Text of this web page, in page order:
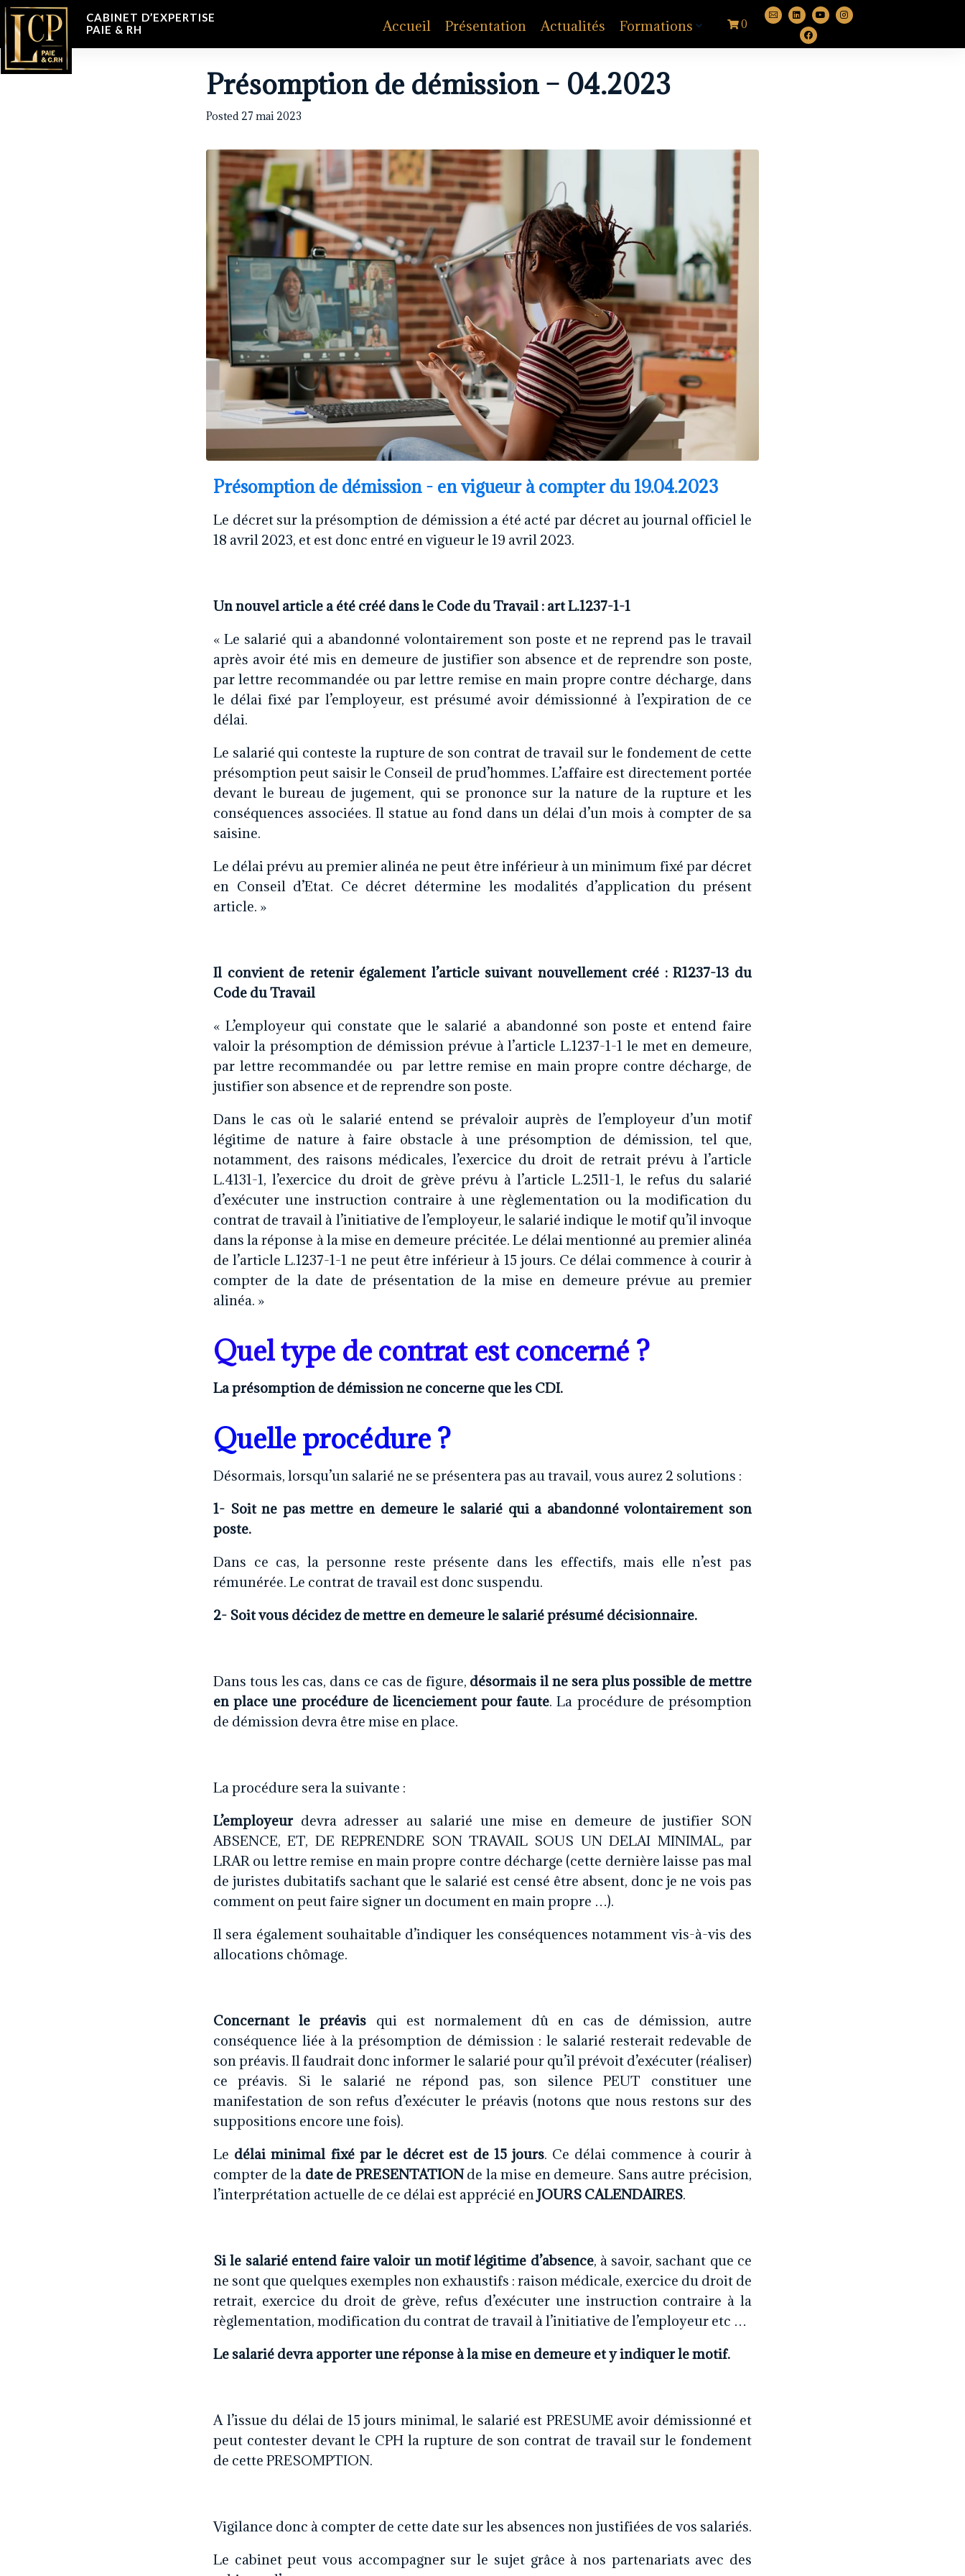
CABINET D’EXPERTISE
PAIE & RH
Accueil Présentation Actualités Formations 0
Présomption de démission – 04.2023
Posted 27 mai 2023
Présomption de démission - en vigueur à compter du 19.04.2023
Le décret sur la présomption de démission a été acté par décret au journal officiel le
18 avril 2023, et est donc entré en vigueur le 19 avril 2023.
Un nouvel article a été créé dans le Code du Travail : art L.1237-1-1
« Le salarié qui a abandonné volontairement son poste et ne reprend pas le travail
après avoir été mis en demeure de justifier son absence et de reprendre son poste,
par lettre recommandée ou par lettre remise en main propre contre décharge, dans
le délai fixé par l’employeur, est présumé avoir démissionné à l’expiration de ce
délai.
Le salarié qui conteste la rupture de son contrat de travail sur le fondement de cette
présomption peut saisir le Conseil de prud’hommes. L’affaire est directement portée
devant le bureau de jugement, qui se prononce sur la nature de la rupture et les
conséquences associées. Il statue au fond dans un délai d’un mois à compter de sa
saisine.
Le délai prévu au premier alinéa ne peut être inférieur à un minimum fixé par décret
en Conseil d’Etat. Ce décret détermine les modalités d’application du présent
article. »
Il convient de retenir également l’article suivant nouvellement créé : R1237-13 du
Code du Travail
« L’employeur qui constate que le salarié a abandonné son poste et entend faire
valoir la présomption de démission prévue à l’article L.1237-1-1 le met en demeure,
par lettre recommandée ou par lettre remise en main propre contre décharge, de
justifier son absence et de reprendre son poste.
Dans le cas où le salarié entend se prévaloir auprès de l’employeur d’un motif
légitime de nature à faire obstacle à une présomption de démission, tel que,
notamment, des raisons médicales, l’exercice du droit de retrait prévu à l’article
L.4131-1, l’exercice du droit de grève prévu à l’article L.2511-1, le refus du salarié
d’exécuter une instruction contraire à une règlementation ou la modification du
contrat de travail à l’initiative de l’employeur, le salarié indique le motif qu’il invoque
dans la réponse à la mise en demeure précitée. Le délai mentionné au premier alinéa
de l’article L.1237-1-1 ne peut être inférieur à 15 jours. Ce délai commence à courir à
compter de la date de présentation de la mise en demeure prévue au premier
alinéa. »
Quel type de contrat est concerné ?
La présomption de démission ne concerne que les CDI.
Quelle procédure ?
Désormais, lorsqu’un salarié ne se présentera pas au travail, vous aurez 2 solutions :
1- Soit ne pas mettre en demeure le salarié qui a abandonné volontairement son
poste.
Dans ce cas, la personne reste présente dans les effectifs, mais elle n’est pas
rémunérée. Le contrat de travail est donc suspendu.
2- Soit vous décidez de mettre en demeure le salarié présumé décisionnaire.
Dans tous les cas, dans ce cas de figure, désormais il ne sera plus possible de mettre
en place une procédure de licenciement pour faute. La procédure de présomption
de démission devra être mise en place.
La procédure sera la suivante :
L’employeurdevra adresser au salarié une mise en demeure de justifier SON
ABSENCE, ET, DE REPRENDRE SON TRAVAIL SOUS UN DELAI MINIMAL, par
LRAR ou lettre remise en main propre contre décharge (cette dernière laisse pas mal
de juristes dubitatifs sachant que le salarié est censé être absent, donc je ne vois pas
comment on peut faire signer un document en main propre …).
Il sera également souhaitable d’indiquer les conséquences notamment vis-à-vis des
allocations chômage.
Concernant le préavis qui est normalement dû en cas de démission, autre
conséquence liée à la présomption de démission : le salarié resterait redevable de
son préavis. Il faudrait donc informer le salarié pour qu’il prévoit d’exécuter (réaliser)
ce préavis. Si le salarié ne répond pas, son silence PEUT constituer une
manifestation de son refus d’exécuter le préavis (notons que nous restons sur des
suppositions encore une fois).
Le délai minimal fixé par le décret est de 15 jours. Ce délai commence à courir à
compter de la date de PRESENTATIONde la mise en demeure. Sans autre précision,
l’interprétation actuelle de ce délai est apprécié enJOURS CALENDAIRES.
Si le salarié entend faire valoir un motif légitime d’absence, à savoir, sachant que ce
ne sont que quelques exemples non exhaustifs : raison médicale, exercice du droit de
retrait, exercice du droit de grève, refus d’exécuter une instruction contraire à la
règlementation, modification du contrat de travail à l’initiative de l’employeur etc …
Le salarié devra apporter une réponse à la mise en demeure et y indiquer le motif.
A l’issue du délai de 15 jours minimal, le salarié est PRESUME avoir démissionné et
peut contester devant le CPH la rupture de son contrat de travail sur le fondement
de cette PRESOMPTION.
Vigilance donc à compter de cette date sur les absences non justifiées de vos salariés.
Le cabinet peut vous accompagner sur le sujet grâce à nos partenariats avec des